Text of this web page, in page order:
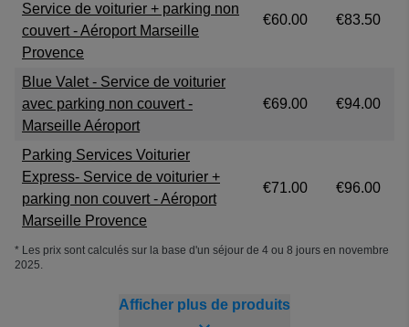
Service de voiturier + parking non
couvert - Aéroport Marseille
Provence
€60.00 €83.50
Blue Valet - Service de voiturier
avec parking non couvert -
Marseille Aéroport
€69.00 €94.00
Parking Services Voiturier
Express- Service de voiturier +
parking non couvert - Aéroport
Marseille Provence
€71.00 €96.00
* Les prix sont calculés sur la base d'un séjour de 4 ou 8 jours en novembre
2025.
Afficher plus de produits